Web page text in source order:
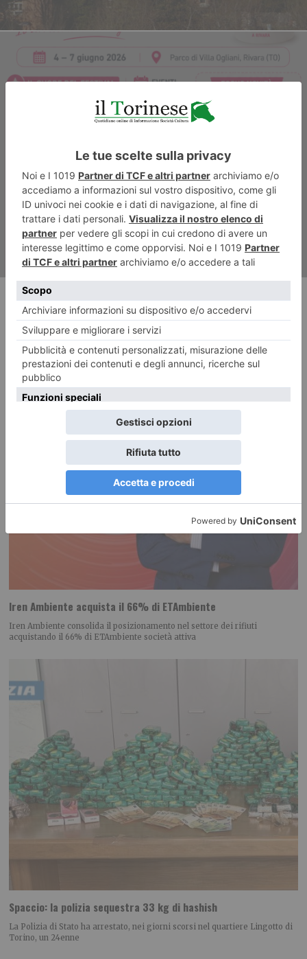
ARTICOLO SUCCESSIVO
Il gelato conquista Rivara con
quattro giorni di festival
RECENTI:
Iren Ambiente acquista il 66% di ETAmbiente
Iren Ambiente consolida il posizionamento nel settore dei rifiuti
acquistando il 66% di ETAmbiente società attiva
Spaccio: la polizia sequestra 33 kg di hashish
La Polizia di Stato ha arrestato, nei giorni scorsi nel quartiere Lingotto di
Torino, un 24enne